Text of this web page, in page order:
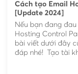
Cách tạo Email
[Update 2024]
Nếu bạn đang
Hosting Control
bài viết dưới đây
đáp nhé! Tạo tài